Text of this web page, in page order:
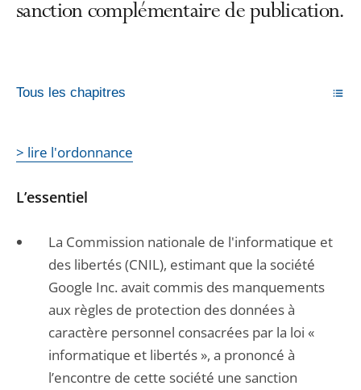
sanction complémentaire de publication.
Tous les chapitres
> lire l'ordonnance
L’essentiel
La Commission nationale de l'informatique et
des libertés (CNIL), estimant que la société
Google Inc. avait commis des manquements
aux règles de protection des données à
caractère personnel consacrées par la loi «
informatique et libertés », a prononcé à
l’encontre de cette société une sanction